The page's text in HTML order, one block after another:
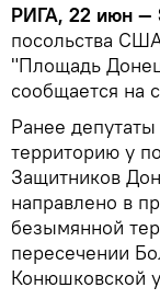
РИГА, 22 июн —
посольства
"Площадь
сообщается на
Ранее
территорию у
Защитников
направлено в
безымянной
пересечении
Конюшковской